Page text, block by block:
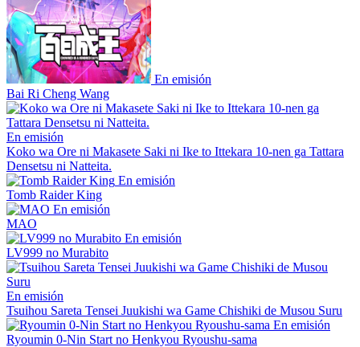
En emisión
Bai Ri Cheng Wang
En emisión
Koko wa Ore ni Makasete Saki ni Ike to Ittekara 10-nen ga Tattara
Densetsu ni Natteita.
En emisión
Tomb Raider King
En emisión
MAO
En emisión
LV999 no Murabito
En emisión
Tsuihou Sareta Tensei Juukishi wa Game Chishiki de Musou Suru
En emisión
Ryoumin 0-Nin Start no Henkyou Ryoushu-sama